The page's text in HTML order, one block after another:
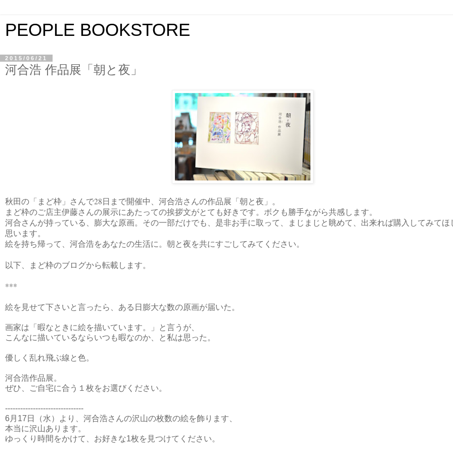
PEOPLE BOOKSTORE
2015/06/21
河合浩 作品展「朝と夜」
秋田の「まど枠」さんで28日まで開催中、河合浩さんの作品展「朝と夜」。
まど枠のご店主伊藤さんの展示にあたっての挨拶文がとても好きです。ボクも勝手ながら共感します。
河合さんが持っている、膨大な原画。その一部だけでも、是非お手に取って、まじまじと眺めて、出来れば購入してみてほ
思います。
絵を持ち帰って、河合浩をあなたの生活に。 朝と夜を共にすごしてみてください。
以下、まど枠のブログから転載します。
***
絵を見せて下さいと言ったら、ある日膨大な数の原画が届いた。
画家は「暇なときに絵を描いています。」と言うが、
こんなに描いているならいつも暇なのか、と私は思った。
優しく乱れ飛ぶ線と色。
河合浩作品展。
ぜひ、ご自宅に合う１枚をお選びください。
-------------------------------
6月17日（水）より、河合浩さんの沢山の枚数の絵を飾ります、
本当に沢山あります。
ゆっくり時間をかけて、お好きな1枚を見つけてください。